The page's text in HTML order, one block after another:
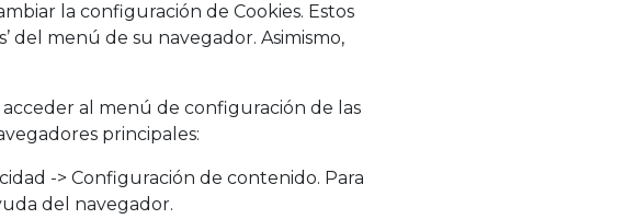
la configuración de Cookies. Estos
del menú de su navegador. Asimismo,
al menú de configuración de las
principales:
-> Configuración de contenido. Para
del navegador.